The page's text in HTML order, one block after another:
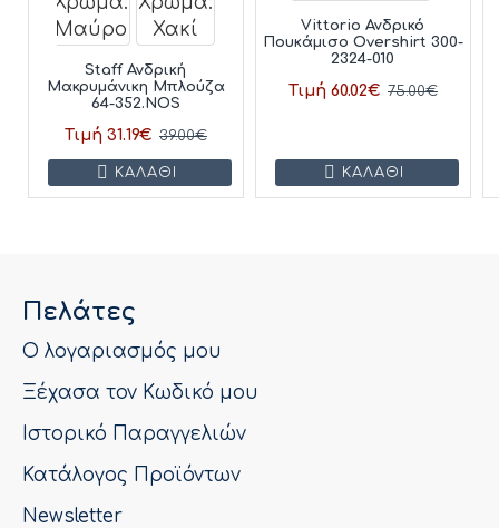
Staff Ανδρική
Μακρυμάνικη Μπλούζα
64-352.NOS
Τιμή 31.19€ 39.00€
ΚΑΛΆΘΙ
Vittorio Ανδρικό
Πουκάμισο Overshirt 300-
2324-010
Τιμή 60.02€ 75.00€
ΚΑΛΆΘΙ
Πελάτες
Ο λογαριασμός μου
Ξέχασα τον Κωδικό μου
Ιστορικό Παραγγελιών
Κατάλογος Προϊόντων
Newsletter